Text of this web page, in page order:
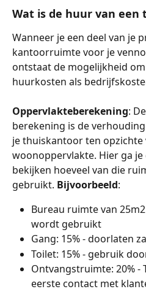
Wat is de huur van
Wanneer je een deel van je
kantoorruimte voor je
ontstaat de mogelijkheid
huurkosten als
Oppervlakteberekening:
berekening is de
je thuiskantoor ten opzichte
woonoppervlakte. Hier ga
bekijken hoeveel van die
gebruikt. Bijvoorbeeld:
Bureau ruimte van
wordt gebruikt
Gang: 15% - doorlaten
Toilet: 15% - gebruik
Ontvangstruimte: 20% -
eerste contact met